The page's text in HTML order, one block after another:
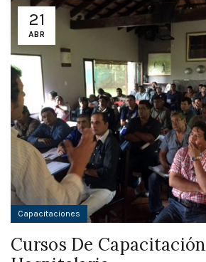
21
ABR
Capacitaciones
Cursos De Capacitación